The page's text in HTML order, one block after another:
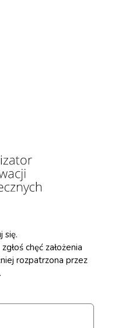
się.
chęć założenia
rozpatrzona przez